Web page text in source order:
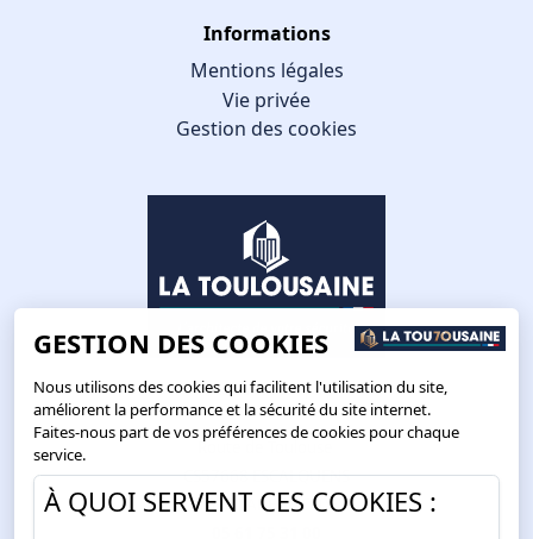
Informations
Mentions légales
Vie privée
Gestion des cookies
Route de Toulouse
CS57668 ESCALQUENS
31676 LABÈGE CEDEX
GESTION DES COOKIES
Nous utilisons des cookies qui facilitent l'utilisation du site,
améliorent la performance et la sécurité du site internet.
Faites-nous part de vos préférences de cookies pour chaque
service.
À QUOI SERVENT CES COOKIES :